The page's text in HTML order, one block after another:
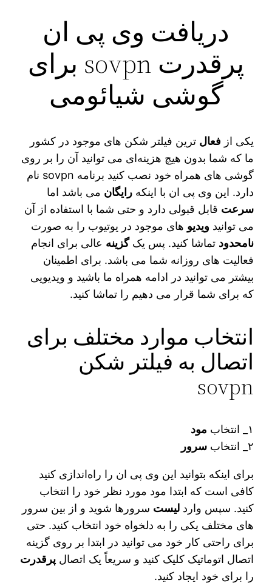
دریافت وی پی ان
پرقدرت sovpn برای
گوشی شیائومی
یکی از فعال‌ ترین فیلتر شکن‌ های موجود در کشور
ما که شما بدون هیچ هزینه‌ای می‌ توانید آن را بر روی
گوشی‌ های همراه خود نصب کنید برنامه sovpn نام
دارد. این وی پی ان با اینکهرایگان می‌ باشد اما
سرعت قابل قبولی دارد و حتی شما با استفاده از آن
می‌ توانید ویدیو های موجود در یوتیوب را به صورت
نامحدود تماشا کنید. پس یکگزینه عالی برای انجام
فعالیت‌ های روزانه شما می‌ باشد. برای اطمینان
بیشتر می توانید در ادامه همراه ما باشید و ویدیویی
که برای شما قرار می‌ دهیم را تماشا کنید.
انتخاب موارد مختلف برای
اتصال به فیلتر شکن
sovpn
۱_ انتخاب
مود
۲_ انتخاب
سرور
برای اینکه بتوانید این وی پی ان را راه‌اندازی کنید
کافی است که ابتدا مود مورد نظر خود را انتخاب
کنید. سپس واردلیست سرورها شوید و از بین سرور
های مختلف یکی را به دلخواه خود انتخاب کنید. حتی
برای راحتی کار خود می‌ توانید در ابتدا بر روی گزینه
اتصال اتوماتیک کلیک کنید و سریعاً یک اتصالپرقدرت
را برای خود ایجاد کنید.